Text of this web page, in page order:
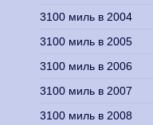
3100 миль в 2004
3100 миль в 2005
3100 миль в 2006
3100 миль в 2007
3100 миль в 2008